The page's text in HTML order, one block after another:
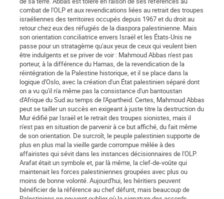
combat de l'OLP et aux revendications liées au retrait des troupes
israéliennes des territoires occupés depuis 1967 et du droit au
retour chez eux des réfugiés de la diaspora palestinienne. Mais
son orientation conciliatrice envers Israël et les États-Unis ne
passe pour un stratagème qu'aux yeux de ceux qui veulent bien
être indulgents et se priver de voir : Mahmoud Abbas n'est pas
porteur, à la différence du Hamas, de la revendication de la
réintégration de la Palestine historique, et il se place dans la
logique d'Oslo, avec la création d'un État palestinien séparé dont
on a vu qu'il n'a même pas la consistance d'un bantoustan
d'Afrique du Sud au temps de l'Apartheid. Certes, Mahmoud Abbas
peut se tailler un succès en exigeant à juste titre la destruction du
Mur édifié par Israël et le retrait des troupes sionistes, mais il
n'est pas en situation de parvenir à ce but affiché, du fait même
de son orientation. De surcroît, le peuple palestinien supporte de
plus en plus mal la vieille garde corrompue mêlée à des
affairistes qui sévit dans les instances décisionnaires de l'OLP.
Arafat était un symbole et, par là même, la clef-de-voûte qui
maintenait les forces palestiniennes groupées avec plus ou
moins de bonne volonté. Aujourd'hui, les héritiers peuvent
bénéficier de la référence au chef défunt, mais beaucoup de